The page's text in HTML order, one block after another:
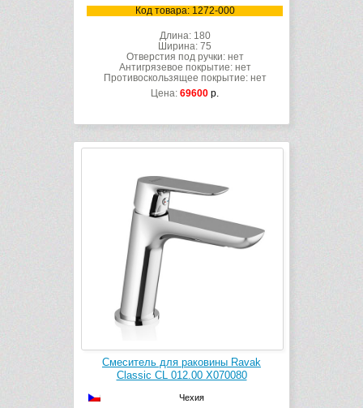
Код товара: 1272-000
Длина: 180
Ширина: 75
Отверстия под ручки: нет
Антигрязевое покрытие: нет
Противоскользящее покрытие: нет
Цена: 69600 р.
Смеситель для раковины Ravak
Classic CL 012.00 X070080
Чехия